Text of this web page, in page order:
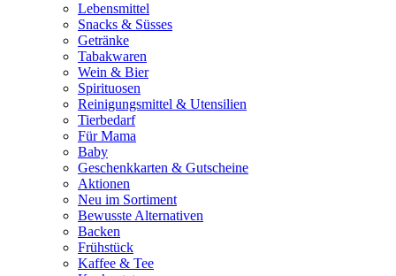
Lebensmittel
Snacks & Süsses
Getränke
Tabakwaren
Wein & Bier
Spirituosen
Reinigungsmittel & Utensilien
Tierbedarf
Für Mama
Baby
Geschenkkarten & Gutscheine
Aktionen
Neu im Sortiment
Bewusste Alternativen
Backen
Frühstück
Kaffee & Tee